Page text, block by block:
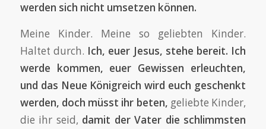
werden sich nicht umsetzen können.
Meine Kinder. Meine so geliebten Kinder.
Haltet durch. Ich, euer Jesus, stehe bereit. Ich
werde kommen, euer Gewissen erleuchten,
und das Neue Königreich wird euch geschenkt
werden, doch müsst ihr beten, geliebte Kinder,
die ihr seid, damit der Vater die schlimmsten